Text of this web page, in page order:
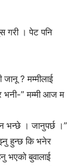
गरी । पेट पनि
? मम्मीलाई
र भनी-” मम्मी आज म
भन्छे । जानुपर्छ ।”
हुन्छ कि भनेर
भएको बुवालाई